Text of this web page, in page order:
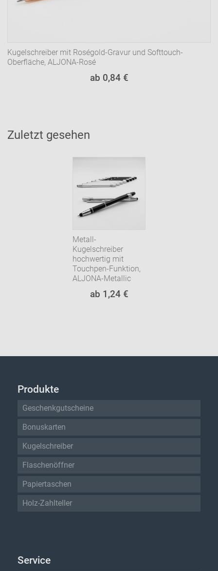
Kugelschreiber mit Roségold-Gravur und Softtouch-
Oberfläche, ALJONA-Rosé
ab 0,84 €
Zuletzt gesehen
Metall-
Kugelschreiber
hochwertig mit
Touchpen-Funktion,
ALJONA-Metallic
ab 1,24 €
Produkte
Geschenkgutscheine
Bonuskarten
Kugelschreiber
Flaschenöffner
Papiertaschen
Holz-Zahlteller
Service